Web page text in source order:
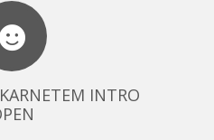
INTRO